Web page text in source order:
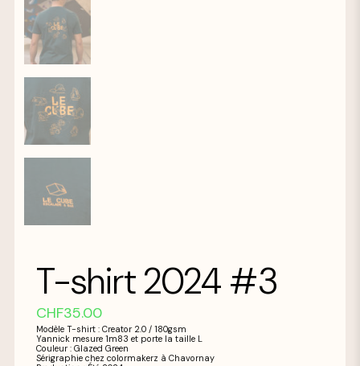
T-shirt 2024 #3
CHF35.00
Modèle T-shirt : Creator 2.0 / 180gsm
Yannick mesure 1m83 et porte la taille L
Couleur : Glazed Green
Sérigraphie chez colormakerz à Chavornay